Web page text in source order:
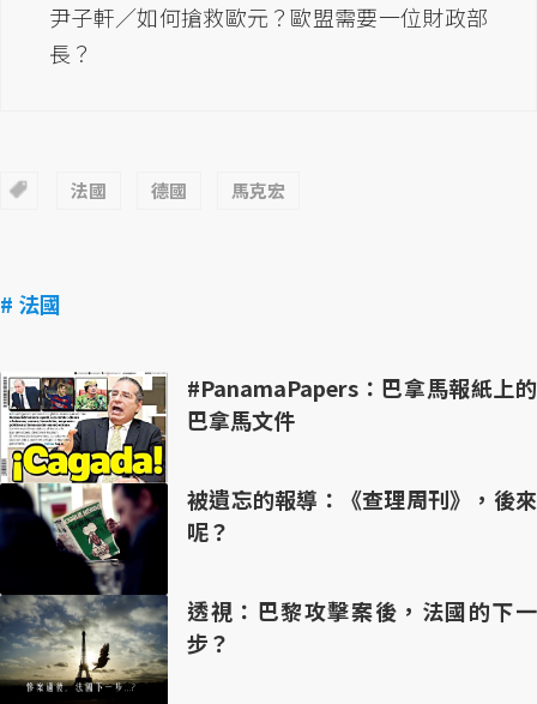
尹子軒／如何搶救歐元？歐盟需要一位財政部
長？
法國 德國 馬克宏
# 法國
#PanamaPapers：巴拿馬報紙上的
巴拿馬文件
被遺忘的報導：《查理周刊》，後來
呢？
透視：巴黎攻擊案後，法國的下一
步？